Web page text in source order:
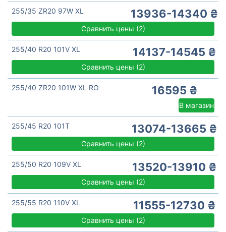
255/35 ZR20 97W XL 13936-14340 ₴
Сравнить цены (2)
255/40 R20 101V XL 14137-14545 ₴
Сравнить цены (2)
255/40 ZR20 101W XL RO 16595 ₴
В магазин
255/45 R20 101T 13074-13665 ₴
Сравнить цены (2)
255/50 R20 109V XL 13520-13910 ₴
Сравнить цены (2)
255/55 R20 110V XL 11555-12730 ₴
Сравнить цены (2)